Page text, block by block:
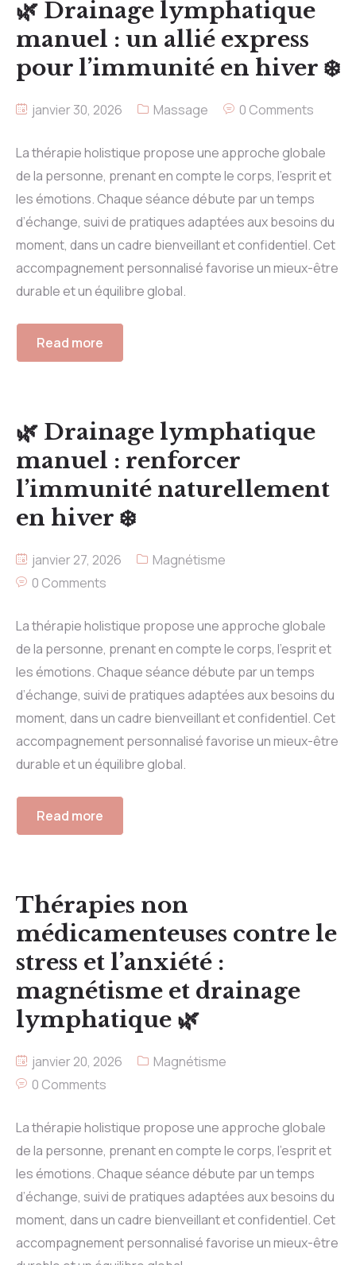
🌿 Drainage lymphatique
manuel : un allié express
pour l’immunité en hiver ❄️
janvier 30, 2026 Massage 0 Comments
La thérapie holistique propose une approche globale
de la personne, prenant en compte le corps, l’esprit et
les émotions. Chaque séance débute par un temps
d’échange, suivi de pratiques adaptées aux besoins du
moment, dans un cadre bienveillant et confidentiel. Cet
accompagnement personnalisé favorise un mieux-être
durable et un équilibre global.
Read more
🌿 Drainage lymphatique
manuel : renforcer
l’immunité naturellement
en hiver ❄️
janvier 27, 2026
Magnétisme
0 Comments
La thérapie holistique propose une approche globale
de la personne, prenant en compte le corps, l’esprit et
les émotions. Chaque séance débute par un temps
d’échange, suivi de pratiques adaptées aux besoins du
moment, dans un cadre bienveillant et confidentiel. Cet
accompagnement personnalisé favorise un mieux-être
durable et un équilibre global.
Read more
Thérapies non
médicamenteuses contre le
stress et l’anxiété :
magnétisme et drainage
lymphatique 🌿
janvier 20, 2026
Magnétisme
0 Comments
La thérapie holistique propose une approche globale
de la personne, prenant en compte le corps, l’esprit et
les émotions. Chaque séance débute par un temps
d’échange, suivi de pratiques adaptées aux besoins du
moment, dans un cadre bienveillant et confidentiel. Cet
accompagnement personnalisé favorise un mieux-être